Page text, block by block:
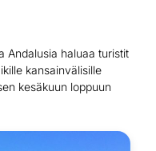
Andalusia haluaa turistit
kansainvälisille
kesäkuun loppuun